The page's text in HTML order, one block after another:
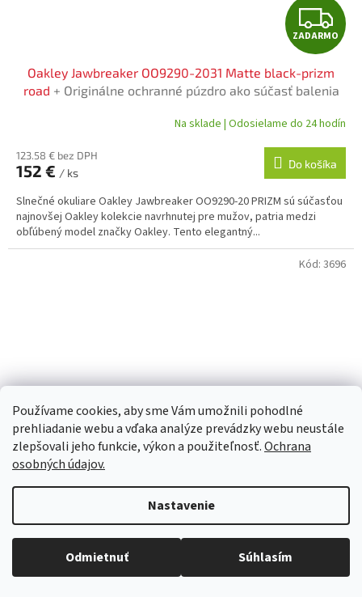
Používame cookies, aby sme Vám umožnili pohodlné
prehliadanie webu a vďaka analýze prevádzky webu neustále
zlepšovali jeho funkcie, výkon a použiteľnosť.Ochrana
osobných údajov.
Nastavenie
Odmietnuť Súhlasím
Objednaný tovar si môžete prevziať osobne v predajni SELEKTRA,
Družstevná 1143/24, Partizánske, tel.: 038/7490000. Všetok tovar je
Z
A
D
A
R
M
ZADARMO
Oakley Jawbreaker OO9290-2031 Matte black-prizm
road + Originálne ochranné púzdro ako súčasť balenia
Na sklade | Odosielame do 24 hodín
123.58 € bez DPH
152 € / ks
Do košíka
Slnečné okuliare Oakley Jawbreaker OO9290-20 PRIZM sú súčasťou
najnovšej Oakley kolekcie navrhnutej pre mužov, patria medzi
obľúbený model značky Oakley. Tento elegantný...
Z
A
R
ZADARMO
Oakley Sutro Lite OO9463 1339+ Originálne ochranné
púzdro ako súčasť balenia
Na sklade | Odosielame do 24 hodín
113.01 € bez DPH
Kód: 3696